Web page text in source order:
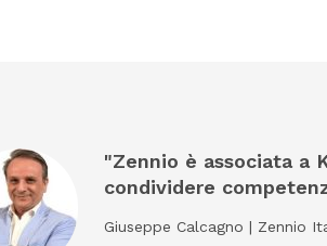
"Zennio è associata a
condividere
Giuseppe Calcagno | Zennio